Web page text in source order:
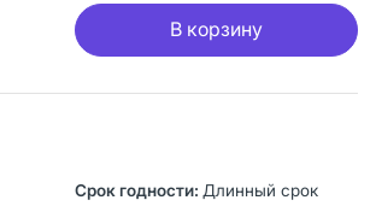
В корзину
Длинный срок